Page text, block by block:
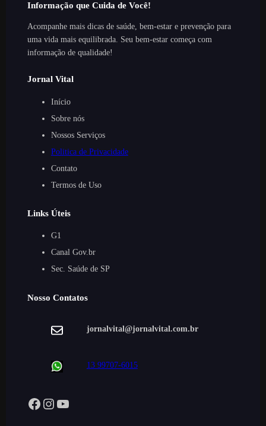
Informação que Cuida de Você!
Acompanhe mais dicas de saúde, bem-estar e prevenção para
uma vida mais equilibrada. Seu bem-estar começa com
informação de qualidade!
Jornal Vital
Início
Sobre nós
Nossos Serviços
Politica de Privacidade
Contato
Termos de Uso
Links Úteis
G1
Canal Gov.br
Sec. Saúde de SP
Nosso Contatos
jornalvital@jornalvital.com.br
13 99707-6015
Facebook Instagram YouTube